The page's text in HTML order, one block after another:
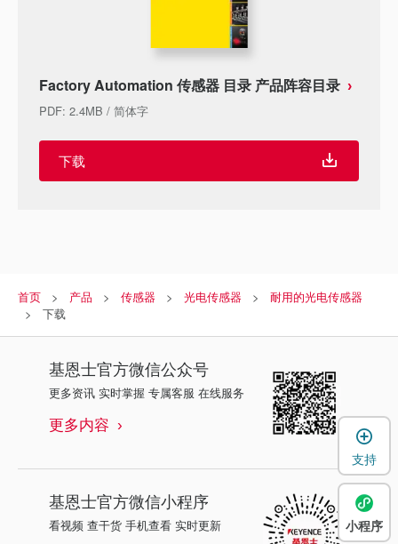
Factory Automation 传感器 目录 产品阵容目录
PDF: 2.4MB / 简体字
下载
首页 产品 传感器 光电传感器
耐用的光电传感器
下载
基恩士官方微信公众号
更多资讯 实时掌握 专属客服 在线服务
更多内容
基恩士官方微信小程序
看视频 查干货 手机查看 实时更新
支持
小程序